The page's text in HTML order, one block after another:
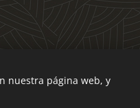
nuestra página web, y